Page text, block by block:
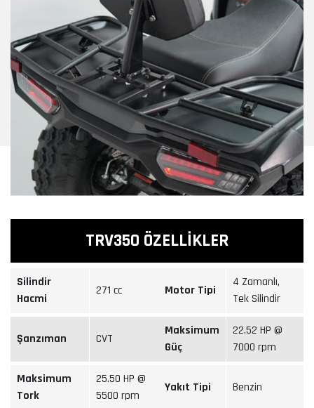
TRV350 ÖZELLİKLER
Silindir
Hacmi
271 cc Motor Tipi
4 Zamanlı,
Tek Silindir
Şanzıman CVT
Maksimum
Güç
22.52 HP @
7000 rpm
Maksimum
Tork
25.50 HP @
5500 rpm
Yakıt Tipi Benzin